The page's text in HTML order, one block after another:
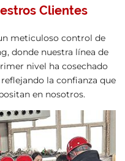
Clientes
meticuloso control de
donde nuestra línea de
nivel ha cosechado
la confianza que
en nosotros.